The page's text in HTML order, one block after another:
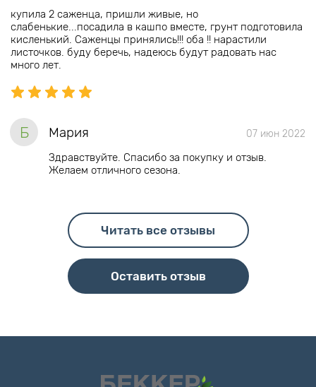
купила 2 саженца, пришли живые, но
слабенькие...посадила в кашпо вместе, грунт подготовила
кисленький. Саженцы принялись!!! оба !! нарастили
листочков. буду беречь, надеюсь будут радовать нас
много лет.
Б Мария 07 июн 2022
Здравствуйте. Спасибо за покупку и отзыв.
Желаем отличного сезона.
Читать все отзывы
Оставить отзыв